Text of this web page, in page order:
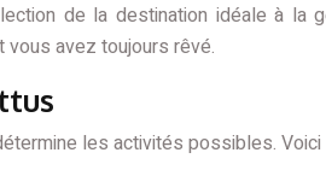
de la destination idéale à
vous avez toujours rêvé.
les activités possibles.